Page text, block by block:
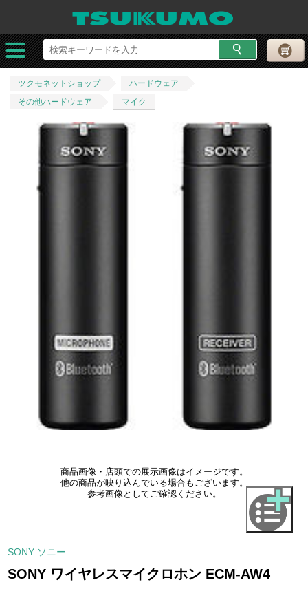
ツクモネットショップ
ハードウェア
その他ハードウェア
マイク
商品画像・店頭での展示画像はイメージです。
他の商品が映り込んでいる場合もございます。
参考画像としてご確認ください。
SONY ソニー
SONY ワイヤレスマイクロホン ECM-AW4